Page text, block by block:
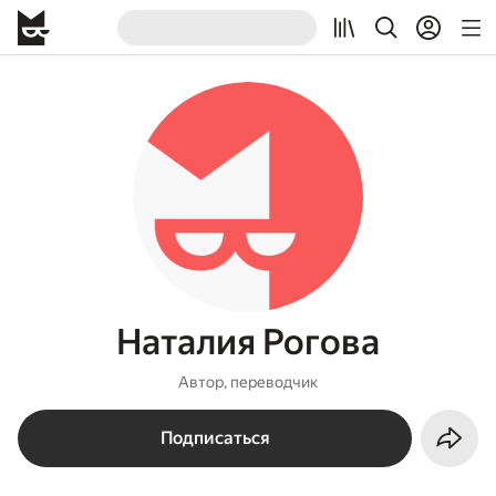
Наталия Рогова
Автор, переводчик
Подписаться